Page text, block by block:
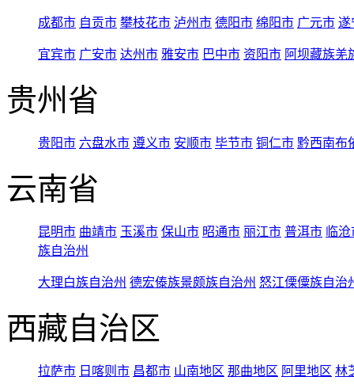
成都市 自贡市 攀枝花市 泸州市 德阳市 绵阳市 广元市 遂
宜宾市 广安市 达州市 雅安市 巴中市 资阳市 阿坝藏族羌
贵州省
贵阳市 六盘水市 遵义市 安顺市 毕节市 铜仁市 黔西南布
云南省
昆明市 曲靖市 玉溪市 保山市 昭通市 丽江市 普洱市 临
族自治州
大理白族自治州 德宏傣族景颇族自治州 怒江傈僳族自治
西藏自治区
拉萨市 日喀则市 昌都市 山南地区 那曲地区 阿里地区 林